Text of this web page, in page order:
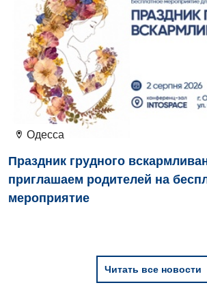
Вакцинация
Гастроэнтерология
Гематология
Гинекологическое отделение
Дерматовенерология
Дневной стационар
Эндоскопическое отделение
Одесса
Праздник грудного
приглашаем родителей на
мероприятие
Читать все новости